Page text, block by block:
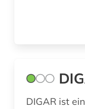
DIGAR ist